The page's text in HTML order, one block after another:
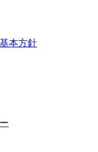
本方針